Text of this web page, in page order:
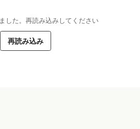
した。再読み込みしてください
再読み込み